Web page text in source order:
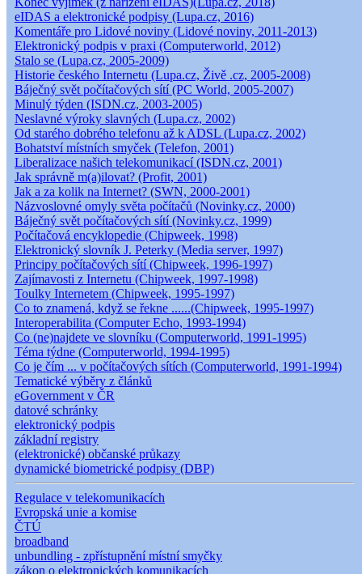
eIDAS a elektronické podpisy (Lupa.cz, 2016)
Komentáře pro Lidové noviny (Lidové noviny, 2011-2013)
Elektronický podpis v praxi (Computerworld, 2012)
Stalo se (Lupa.cz, 2005-2009)
Historie českého Internetu (Lupa.cz, Živě .cz, 2005-2008)
Báječný svět počítačových sítí (PC World, 2005-2007)
Minulý týden (ISDN.cz, 2003-2005)
Neslavné výroky slavných (Lupa.cz, 2002)
Od starého dobrého telefonu až k ADSL (Lupa.cz, 2002)
Bohatství místních smyček (Telefon, 2001)
Liberalizace našich telekomunikací (ISDN.cz, 2001)
Jak správně m(a)ilovat? (Profit, 2001)
Jak a za kolik na Internet? (SWN, 2000-2001)
Názvoslovné omyly světa počítačů (Novinky.cz, 2000)
Báječný svět počítačových sítí (Novinky.cz, 1999)
Počítačová encyklopedie (Chipweek, 1998)
Elektronický slovník J. Peterky (Media server, 1997)
Principy počítačových sítí (Chipweek, 1996-1997)
Zajímavosti z Internetu (Chipweek, 1997-1998)
Toulky Internetem (Chipweek, 1995-1997)
Co to znamená, když se řekne ......(Chipweek, 1995-1997)
Interoperabilita (Computer Echo, 1993-1994)
Co (ne)najdete ve slovníku (Computerworld, 1991-1995)
Téma týdne (Computerworld, 1994-1995)
Co je čím ... v počítačových sítích (Computerworld, 1991-1994)
Tematické výběry z článků
eGovernment v ČR
datové schránky
elektronický podpis
základní registry
(elektronické) občanské průkazy
dynamické biometrické podpisy (DBP)
Regulace v telekomunikacích
Evropská unie a komise
ČTÚ
broadband
unbundling - zpřístupnění místní smyčky
zákon o elektronických komunikacích